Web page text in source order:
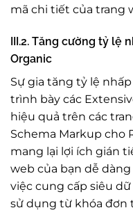
mã chi tiết của trang
III.2. Tăng cường tỷ lệ
Organic
Sự gia tăng tỷ lệ
trình bày các
hiệu quả trên các
Schema Markup cho
mang lại lợi ích gián
web của bạn dễ
việc cung cấp siêu
sử dụng từ khóa đơn